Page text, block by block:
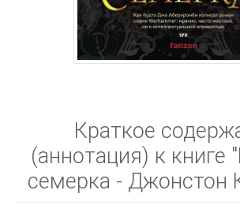
Краткое
(аннотация) к книге
семерка - Джонстон